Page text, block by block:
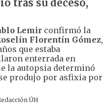
tras su deceso,
Lemir confirmó la
Florentín Gómez,
que estaba
enterrada en
la autopsia determinó
produjo por asfixia por
ÚH